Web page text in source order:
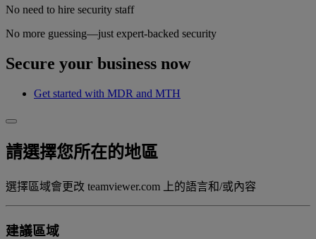
No need to hire security staff
No more guessing—just expert-backed security
Secure your business now
Get started with MDR and MTH
請選擇您所在的地區
選擇區域會更改 teamviewer.com 上的語言和/或內容
建議區域